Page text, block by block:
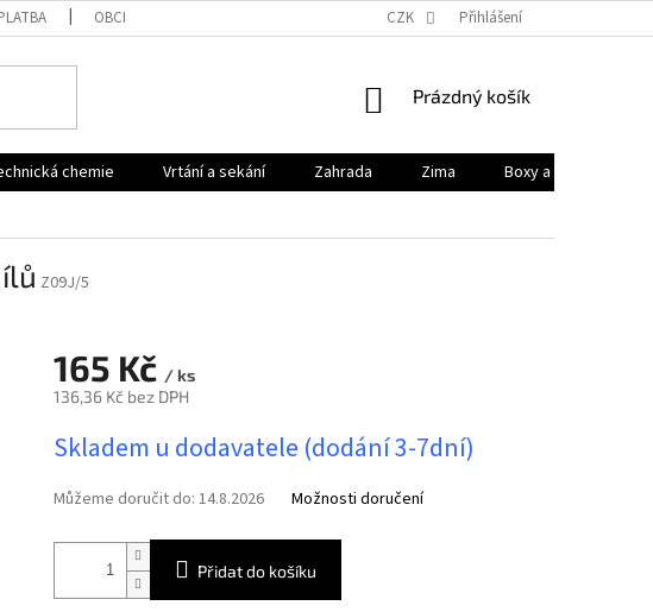
OBCHODNÍ PODMÍNKY PODMÍNKY OCHRANY OSOBNÍCH ÚDAJŮ
CZK Přihlášení
NÁKUPNÍ
Prázdný košík
chemie Vrtání a sekání Zahrada Zima Boxy a brašny
Z09J/5
165 Kč / ks
136,36 Kč bez DPH
cena:
Skladem u dodavatele (dodání 3-7dní)
Můžeme doručit do: 14.8.2026 Možnosti doručení
Přidat do košíku